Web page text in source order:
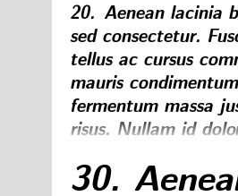
parturient montes, nascetur
ridiculus mus. Nulla vitae elit
libero, a pharetra augue.
20. Aenean lacinia
sed consectetur.
tellus ac cursus
mauris
fermentum massa
risus. Nullam id
natoque penatibus
30.